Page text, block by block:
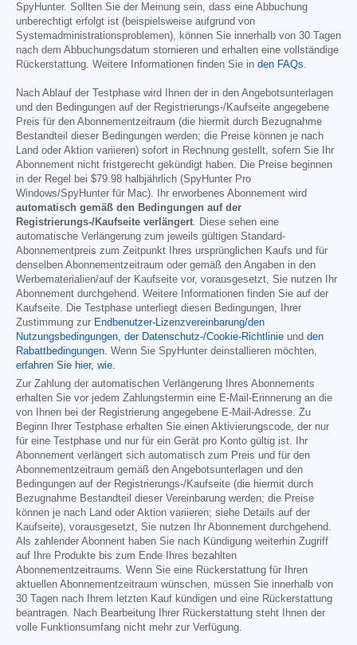
SpyHunter. Sollten Sie der Meinung sein, dass eine Abbuchung
unberechtigt erfolgt ist (beispielsweise aufgrund von
Systemadministrationsproblemen), können Sie innerhalb von 30 Tagen
nach dem Abbuchungsdatum stornieren und erhalten eine vollständige
Rückerstattung. Weitere Informationen finden Sie in den FAQs.
Nach Ablauf der Testphase wird Ihnen der in den Angebotsunterlagen
und den Bedingungen auf der Registrierungs-/Kaufseite angegebene
Preis für den Abonnementzeitraum (die hiermit durch Bezugnahme
Bestandteil dieser Bedingungen werden; die Preise können je nach
Land oder Aktion variieren) sofort in Rechnung gestellt, sofern Sie Ihr
Abonnement nicht fristgerecht gekündigt haben. Die Preise beginnen
in der Regel bei $79.98 halbjährlich (SpyHunter Pro
Windows/SpyHunter für Mac). Ihr erworbenes Abonnement wird
automatisch gemäß den Bedingungen auf der
Registrierungs-/Kaufseite verlängert. Diese sehen eine
automatische Verlängerung zum jeweils gültigen Standard-
Abonnementpreis zum Zeitpunkt Ihres ursprünglichen Kaufs und für
denselben Abonnementzeitraum oder gemäß den Angaben in den
Werbematerialien/auf der Kaufseite vor, vorausgesetzt, Sie nutzen Ihr
Abonnement durchgehend. Weitere Informationen finden Sie auf der
Kaufseite. Die Testphase unterliegt diesen Bedingungen, Ihrer
Zustimmung zur Endbenutzer-Lizenzvereinbarung/den
Nutzungsbedingungen, der Datenschutz-/Cookie-Richtlinie und den
Rabattbedingungen. Wenn Sie SpyHunter deinstallieren möchten,
erfahren Sie hier, wie.
Zur Zahlung der automatischen Verlängerung Ihres Abonnements
erhalten Sie vor jedem Zahlungstermin eine E-Mail-Erinnerung an die
von Ihnen bei der Registrierung angegebene E-Mail-Adresse. Zu
Beginn Ihrer Testphase erhalten Sie einen Aktivierungscode, der nur
für eine Testphase und nur für ein Gerät pro Konto gültig ist. Ihr
Abonnement verlängert sich automatisch zum Preis und für den
Abonnementzeitraum gemäß den Angebotsunterlagen und den
Bedingungen auf der Registrierungs-/Kaufseite (die hiermit durch
Bezugnahme Bestandteil dieser Vereinbarung werden; die Preise
können je nach Land oder Aktion variieren; siehe Details auf der
Kaufseite), vorausgesetzt, Sie nutzen Ihr Abonnement durchgehend.
Als zahlender Abonnent haben Sie nach Kündigung weiterhin Zugriff
auf Ihre Produkte bis zum Ende Ihres bezahlten
Abonnementzeitraums. Wenn Sie eine Rückerstattung für Ihren
aktuellen Abonnementzeitraum wünschen, müssen Sie innerhalb von
30 Tagen nach Ihrem letzten Kauf kündigen und eine Rückerstattung
beantragen. Nach Bearbeitung Ihrer Rückerstattung steht Ihnen der
volle Funktionsumfang nicht mehr zur Verfügung.